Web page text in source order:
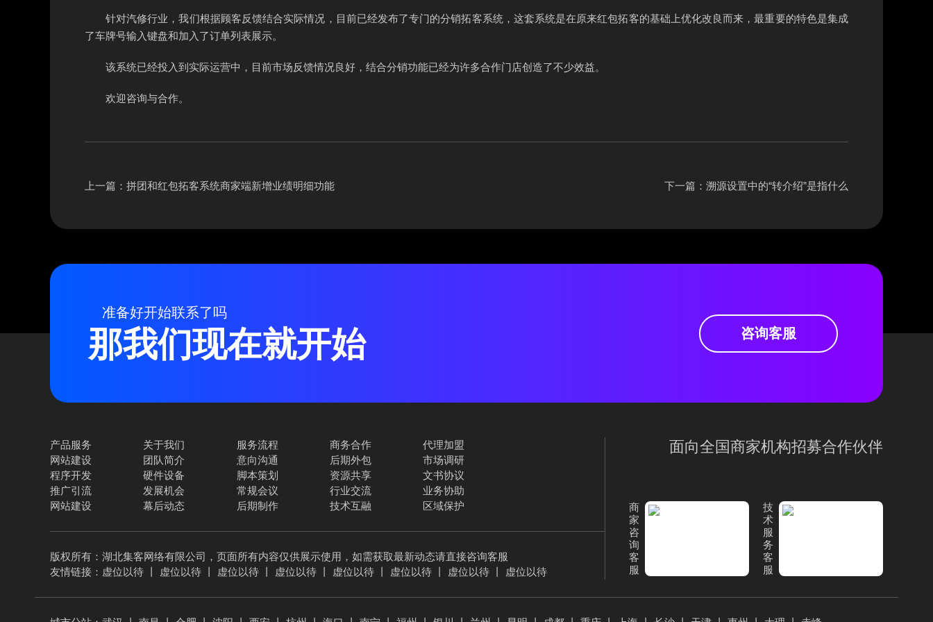
针对汽修行业，我们根据顾客反馈结合实际情况，目前已经发布了专门的分销拓客系统，这套系统是在原来红包拓客的基础上优化改良而来，最重要的特色是集成
了车牌号输入键盘和加入了订单列表展示。
该系统已经投入到实际运营中，目前市场反馈情况良好，结合分销功能已经为许多合作门店创造了不少效益。
欢迎咨询与合作。
上一篇： 拼团和红包拓客系统商家端新增业绩明细功能 下一篇： 溯源设置中的“转介绍”是指什么
准备好开始联系了吗
那我们现在就开始 咨询客服
产品服务
网站建设
程序开发
推广引流
网站建设
关于我们
团队简介
硬件设备
发展机会
幕后动态
服务流程
意向沟通
脚本策划
常规会议
后期制作
商务合作
后期外包
资源共享
行业交流
技术互融
代理加盟
市场调研
文书协议
业务协助
区域保护
版权所有：湖北集客网络有限公司，页面所有内容仅供展示使用，如需获取最新动态请直接咨询客服
友情链接： 虚位以待 虚位以待 虚位以待 虚位以待 虚位以待 虚位以待 虚位以待 虚位以待
面向全国商家机构招募合作伙伴
商
家
咨
询
客
服
技
术
服
务
客
服